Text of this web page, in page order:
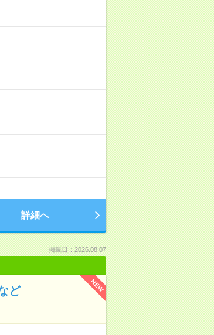
詳細へ
掲載日：2026.08.07
NEW
ど